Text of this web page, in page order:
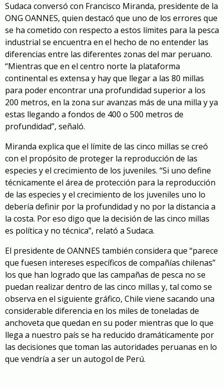
Sudaca conversó con Francisco Miranda, presidente de la
ONG OANNES, quien destacó que uno de los errores que
se ha cometido con respecto a estos límites para la pesca
industrial se encuentra en el hecho de no entender las
diferencias entre las diferentes zonas del mar peruano.
“Mientras que en el centro norte la plataforma
continental es extensa y hay que llegar a las 80 millas
para poder encontrar una profundidad superior a los
200 metros, en la zona sur avanzas más de una milla y ya
estas llegando a fondos de 400 o 500 metros de
profundidad”, señaló.
Miranda explica que el límite de las cinco millas se creó
con el propósito de proteger la reproducción de las
especies y el crecimiento de los juveniles. “Si uno define
técnicamente el área de protección para la reproducción
de las especies y el crecimiento de los juveniles uno lo
debería definir por la profundidad y no por la distancia a
la costa. Por eso digo que la decisión de las cinco millas
es política y no técnica”, relató a Sudaca.
El presidente de OANNES también considera que “parece
que fuesen intereses específicos de compañías chilenas”
los que han logrado que las campañas de pesca no se
puedan realizar dentro de las cinco millas y, tal como se
observa en el siguiente gráfico, Chile viene sacando una
considerable diferencia en los miles de toneladas de
anchoveta que quedan en su poder mientras que lo que
llega a nuestro país se ha reducido dramáticamente por
las decisiones que toman las autoridades peruanas en lo
que vendría a ser un autogol de Perú.